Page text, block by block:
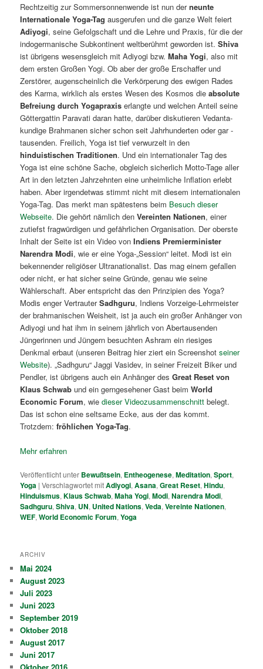
Rechtzeitig zur Sommersonnenwende ist nun derneunte
Internationale Yoga-Tag ausgerufen und die ganze Welt feiert
Adiyogi, seine Gefolgschaft und die Lehre und Praxis, für die der
indogermanische Subkontinent weltberühmt geworden ist.Shiva
ist übrigens wesensgleich mit Adiyogi bzw.Maha Yogi, also mit
dem ersten Großen Yogi. Ob aber der große Erschaffer und
Zerstörer, augenscheinlich die Verkörperung des ewigen Rades
des Karma, wirklich als erstes Wesen des Kosmos dieabsolute
Befreiung durch Yogapraxis erlangte und welchen Anteil seine
Göttergattin Paravati daran hatte, darüber diskutieren Vedanta-
kundige Brahmanen sicher schon seit Jahrhunderten oder gar -
tausenden. Freilich, Yoga ist tief verwurzelt in den
hinduistischen Traditionen. Und ein internationaler Tag des
Yoga ist eine schöne Sache, obgleich sicherlich Motto-Tage aller
Art in den letzten Jahrzehnten eine unheimliche Inflation erlebt
haben. Aber irgendetwas stimmt nicht mit diesem internationalen
Yoga-Tag. Das merkt man spätestens beim Besuch dieser
Webseite. Die gehört nämlich denVereinten Nationen, einer
zutiefst fragwürdigen und gefährlichen Organisation. Der oberste
Inhalt der Seite ist ein Video vonIndiens Premierminister
Narendra Modi, wie er eine Yoga-„Session“ leitet. Modi ist ein
bekennender religiöser Ultranationalist. Das mag einem gefallen
oder nicht, er hat sicher seine Gründe, genau wie seine
Wählerschaft. Aber entspricht das den Prinzipien des Yoga?
Modis enger VertrauterSadhguru, Indiens Vorzeige-Lehrmeister
der brahmanischen Weisheit, ist ja auch ein großer Anhänger von
Adiyogi und hat ihm in seinem jährlich von Abertausenden
Jüngerinnen und Jüngern besuchten Ashram ein riesiges
Denkmal erbaut (unseren Beitrag hier ziert ein Screenshotseiner
Website). „Sadhguru“ Jaggi Vasidev, in seiner Freizeit Biker und
Pendler, ist übrigens auch ein Anhänger desGreat Reset von
Klaus Schwab und ein gerngesehener Gast beimWorld
Economic Forum, wiedieser Videozusammenschnitt belegt.
Das ist schon eine seltsame Ecke, aus der das kommt.
Trotzdem:fröhlichen Yoga-Tag.
Mehr erfahren
Veröffentlicht unter Bewußtsein, Entheogenese,Meditation,Sport,
Yoga |Verschlagwortet mitAdiyogi,Asana,Great Reset,Hindu,
Hinduismus,Klaus Schwab,Maha Yogi,Modi,Narendra Modi,
Sadhguru,Shiva, UN, United Nations,Veda,Vereinte Nationen,
WEF,World Economic Forum,Yoga
ARCHIV
Mai 2024
August 2023
Juli 2023
Juni 2023
September 2019
Oktober 2018
August 2017
Juni 2017